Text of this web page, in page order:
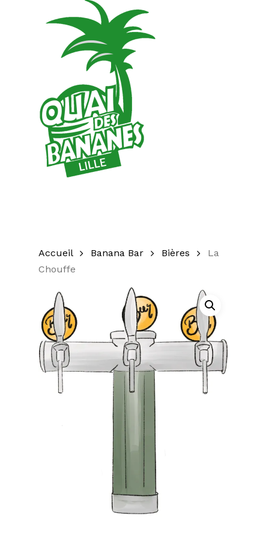
Accueil Banana Bar Bières
La
Chouffe